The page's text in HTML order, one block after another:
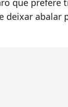
que prefere
deixar abalar